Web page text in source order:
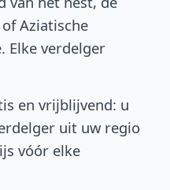
Aziatische
Elke verdelger
en vrijblijvend: u
uit uw regio
vóór elke